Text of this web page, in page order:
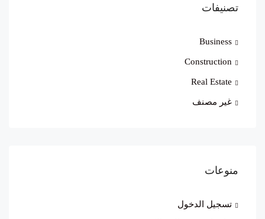
تصنيفات
Business
Construction
Real Estate
غير مصنف
منوعات
تسجيل الدخول